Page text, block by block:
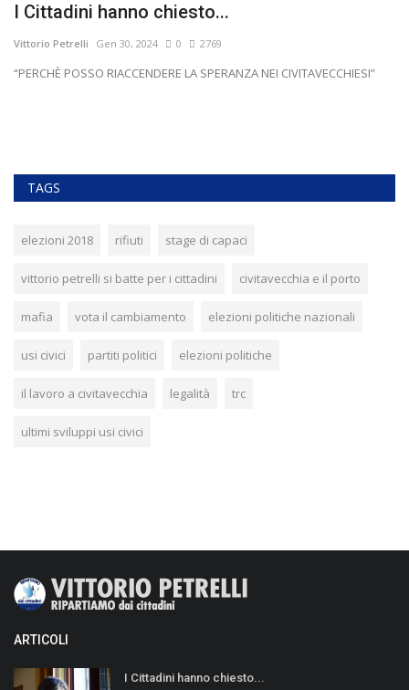
I Cittadini hanno chiesto...
Vittorio Petrelli Gen 30, 2024 0 2769
“PERCHÈ POSSO RIACCENDERE LA SPERANZA NEI CIVITAVECCHIESI”
TAGS
elezioni 2018 rifiuti stage di capaci
vittorio petrelli si batte per i cittadini civitavecchia e il porto
mafia vota il cambiamento elezioni politiche nazionali
usi civici partiti politici elezioni politiche
il lavoro a civitavecchia legalità trc
ultimi sviluppi usi civici
ARTICOLI
I Cittadini hanno chiesto...